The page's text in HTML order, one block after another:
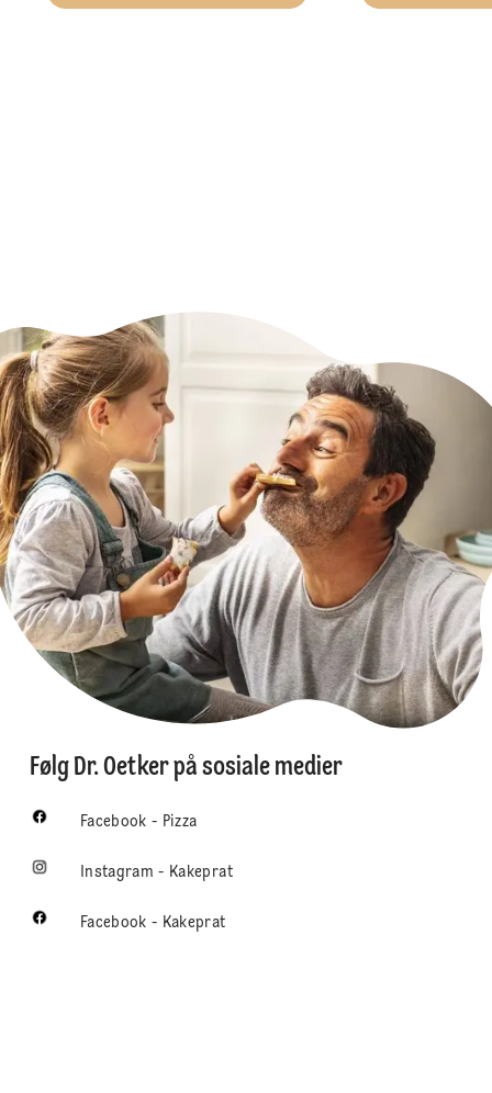
Følg Dr. Oetker på sosiale medier
Facebook - Pizza
Instagram - Kakeprat
Facebook - Kakeprat